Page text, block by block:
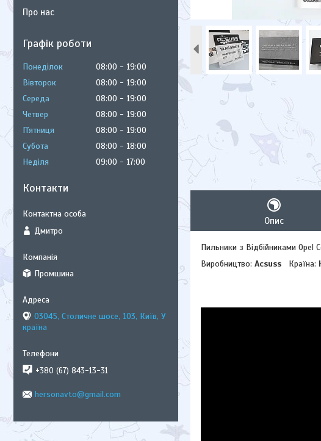
Опис
Пильники з Відбійниками
Виробництво: Acsuss Країна:
Про нас
Графік роботи
Понеділок 08:00
19:00
Вівторок
08:00
19:00
Середа
08:00
19:00
Четвер
08:00
19:00
Пʼятниця
08:00
19:00
Субота
08:00
18:00
Неділя
09:00 17:00
Контакти
Дмитро
Промшина
03045, Столичне шосе, 103, Київ, У
країна
+380 (67) 843-13-31
hersonavto@gmail.com